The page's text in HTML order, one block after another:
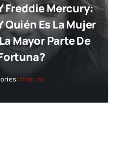
Freddie Mercury:
Quién Es La Mujer
Mayor Parte De
Noticias